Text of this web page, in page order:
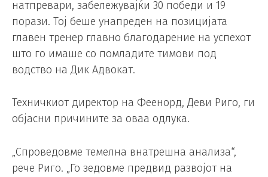
натпревари, забележувајќи 30 победи и 19
порази. Тој беше унапреден на позицијата
главен тренер главно благодарение на успехот
што го имаше со помладите тимови под
водство на Дик Адвокат.
Техничкиот директор на Феенорд, Деви Риго, ги
објасни причините за оваа одлука.
„Спроведовме темелна внатрешна анализа“,
рече Риго. „Го зедовме предвид развојот на